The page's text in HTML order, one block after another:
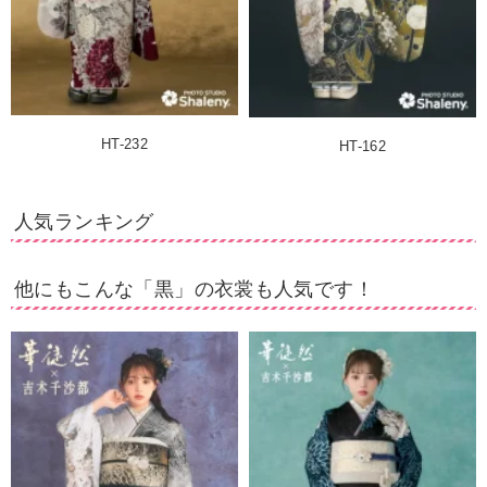
HT-232 HT-162
人気ランキング
他にもこんな「黒」の衣裳も人気です！